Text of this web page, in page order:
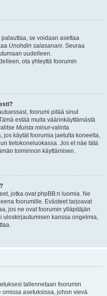
se voidaan asettaa
Unohdin salasanani. Seuraa
uudelleen.
ota yhteyttä foorumin
foorumi pitää sinut
estää muita väärinkäyttämästä
Muista minut-valinta
jos käytät foorumia jaetulta koneelta,
tietokoneluokassa. Jos et näe tätä
toiminnon käyttämisen.
jotka ovat phpBB:n luomia. Ne
foorumille. Evästeet tarjoavat
jos ne ovat foorumin ylläpitäjän
uloskirjautumisen kanssa ongelmia,
tallennetaan foorumin
asetuksissa, johon vievä